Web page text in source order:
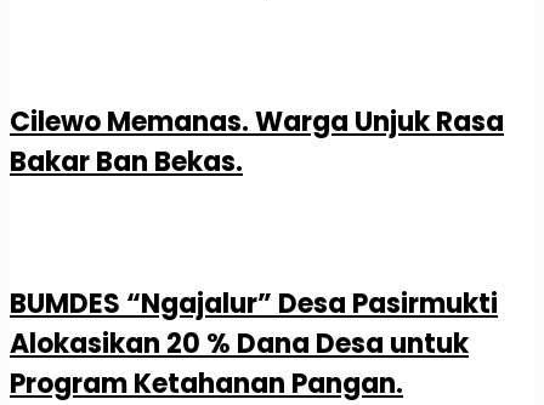
Cilewo Memanas. Warga Unjuk Rasa
Bakar Ban Bekas.
BUMDES “Ngajalur” Desa Pasirmukti
Alokasikan 20 % Dana Desa untuk
Program Ketahanan Pangan.